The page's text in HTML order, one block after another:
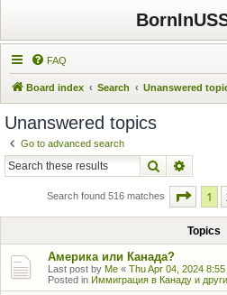
FAQ
Board index Search Unanswered
Unanswered topics
Go to advanced search
Search
Search found 516 matches Page 1
1
Topics
Америка или Канада?
Last post by Me « Thu Apr 04, 2024 8:55
Posted in Иммиграция в Канаду и